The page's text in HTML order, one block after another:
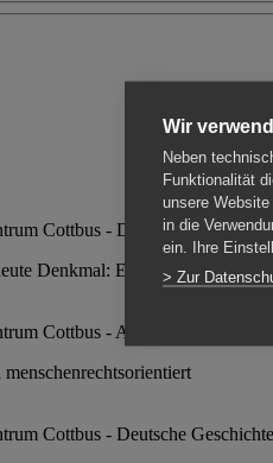
Denkmal: Einen Ort im
Wir
Neben
Funktionalität
unsere
in die
ein. Ihre
> Zur